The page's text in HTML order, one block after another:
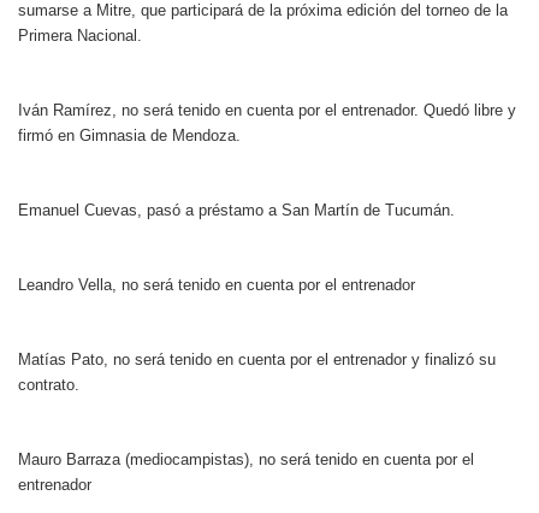
sumarse a Mitre, que participará de la próxima edición del torneo de la
Primera Nacional.
Iván Ramírez, no será tenido en cuenta por el entrenador. Quedó libre y
firmó en Gimnasia de Mendoza.
Emanuel Cuevas, pasó a préstamo a San Martín de Tucumán.
Leandro Vella, no será tenido en cuenta por el entrenador
Matías Pato, no será tenido en cuenta por el entrenador y finalizó su
contrato.
Mauro Barraza (mediocampistas), no será tenido en cuenta por el
entrenador